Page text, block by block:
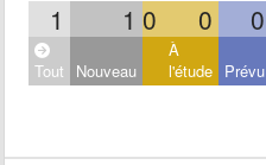
1 1 0 0 0
Tout Nouveau
À
l'étude Prévu